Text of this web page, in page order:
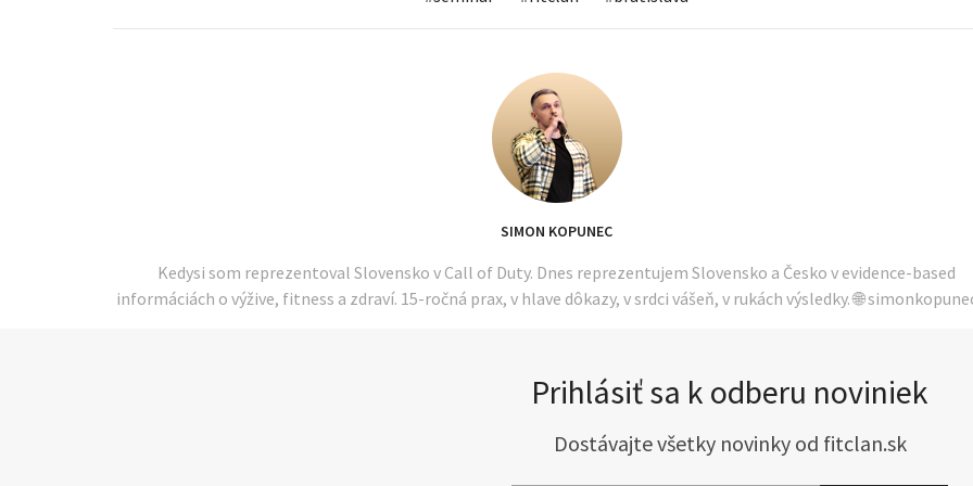
SIMON KOPUNEC
Kedysi som reprezentoval Slovensko v Call of Duty. Dnes reprezentujem Slovensko a Česko v evidence-based
informáciách o výžive, fitness a zdraví. 15-ročná prax, v hlave dôkazy, v srdci vášeň, v rukách výsledky. 🌐
Prihlásiť sa k odberu noviniek
Dostávajte všetky novinky od fitclan.sk